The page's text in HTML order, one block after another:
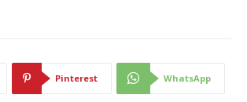
Pinterest WhatsApp